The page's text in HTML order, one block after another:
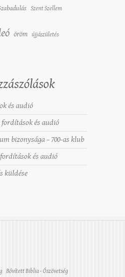
Szent Szellem
öröm újjászületés
és audió
és audió
bizonysága – 700-as klub
és audió
küldése
Bővített Biblia - Ószövetség